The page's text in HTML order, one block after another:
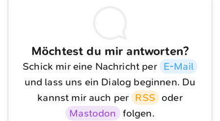
Möchtest du mir antworten?
Schick mir eine Nachricht per E-Mail
und lass uns ein Dialog beginnen. Du
kannst mir auch per RSS oder
Mastodon folgen.